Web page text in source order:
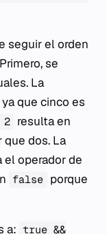
seguir el orden
se
La
ya que cinco es
2 resulta en
que dos. La
el operador de
false porque
a: true &&